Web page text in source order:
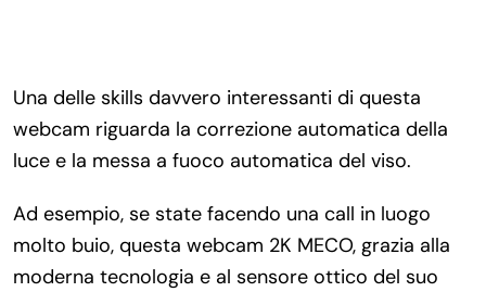
Una delle skills davvero interessanti di questa
webcam riguarda la correzione automatica della
luce e la messa a fuoco automatica del viso.
Ad esempio, se state facendo una call in luogo
molto buio, questa webcam 2K MECO, grazia alla
moderna tecnologia e al sensore ottico del suo